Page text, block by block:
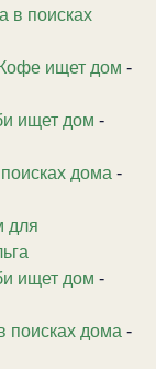
в поисках
ищет дом -
ищет дом -
дома -
для
ищет дом -
поисках дома -